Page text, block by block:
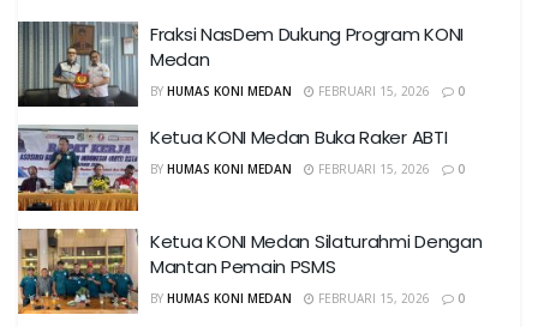
Fraksi NasDem Dukung Program KONI
Medan
BY HUMAS KONI MEDAN FEBRUARI 15, 2026 0
Ketua KONI Medan Buka Raker ABTI
BY HUMAS KONI MEDAN FEBRUARI 15, 2026 0
Ketua KONI Medan Silaturahmi Dengan
Mantan Pemain PSMS
BY HUMAS KONI MEDAN FEBRUARI 15, 2026 0